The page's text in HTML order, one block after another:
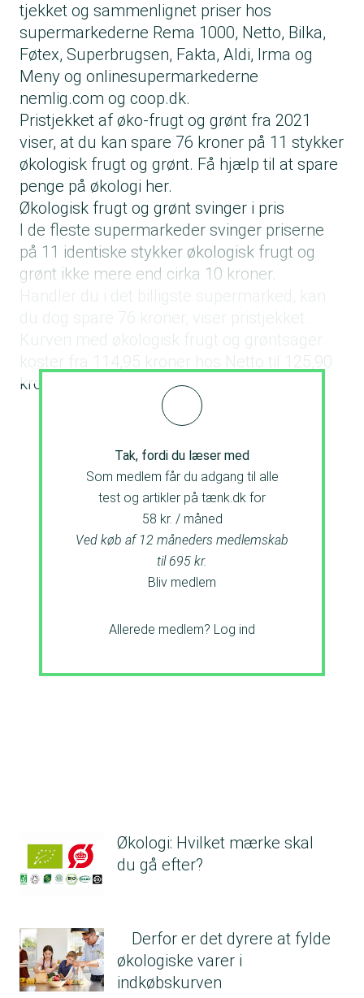
tjekket og sammenlignet priser hos
supermarkederne Rema 1000, Netto, Bilka,
Føtex, Superbrugsen, Fakta, Aldi, Irma og
Meny og onlinesupermarkederne
nemlig.com og coop.dk.
Pristjekket af øko-frugt og grønt fra 2021
viser, at du kan spare 76 kroner på 11 stykker
økologisk frugt og grønt. Få hjælp til at spare
penge på økologi her.
Økologisk frugt og grønt svinger i pris
I de fleste supermarkeder svinger priserne
på 11 identiske stykker økologisk frugt og
grønt ikke mere end cirka 10 kroner.
du dog spare 76 kroner, viser pristjekket.
Kurven med økologisk frugt og grøntsager
koster fra 114,95 kroner hos Netto til 125,90
kroner hos Coop.dk.
Tak, fordi du læser med
Som medlem får du adgang til alle
test og artikler på tænk.dk for
58 kr. / måned
Ved køb af 12 måneders medlemskab
til 695 kr.
Bliv medlem
Allerede medlem? Log ind
Økologi: Hvilket mærke skal
du gå efter?
Derfor er det dyrere at fylde
økologiske varer i
indkøbskurven